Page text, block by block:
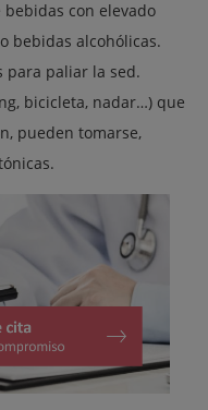
con elevado
bebidas alcohólicas.
para paliar la sed.
bicicleta, nadar…) que
pueden tomarse,